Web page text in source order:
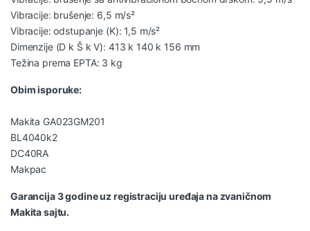
Vibracije: brušenje: 6,5 m/s²
Vibracije: odstupanje (K): 1,5 m/s²
Dimenzije (D k Š k V): 413 k 140 k 156 mm
Težina prema EPTA: 3 kg
Obim isporuke:
Makita GA023GM201
BL4040k2
DC40RA
Makpac
Garancija 3 godine uz registraciju uređaja na zvaničnom
Makita sajtu.